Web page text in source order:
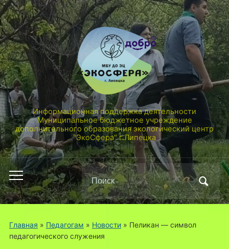
Информационная поддержка деятельности
Муниципальное бюджетное учреждение
дополнительного образования экологический центр
"ЭкоСфера" г.Липецка
Переключить
мобильное
меню
Поиск
по:
Главная » Педагогам » Новости» Пеликан — символ
педагогического служения